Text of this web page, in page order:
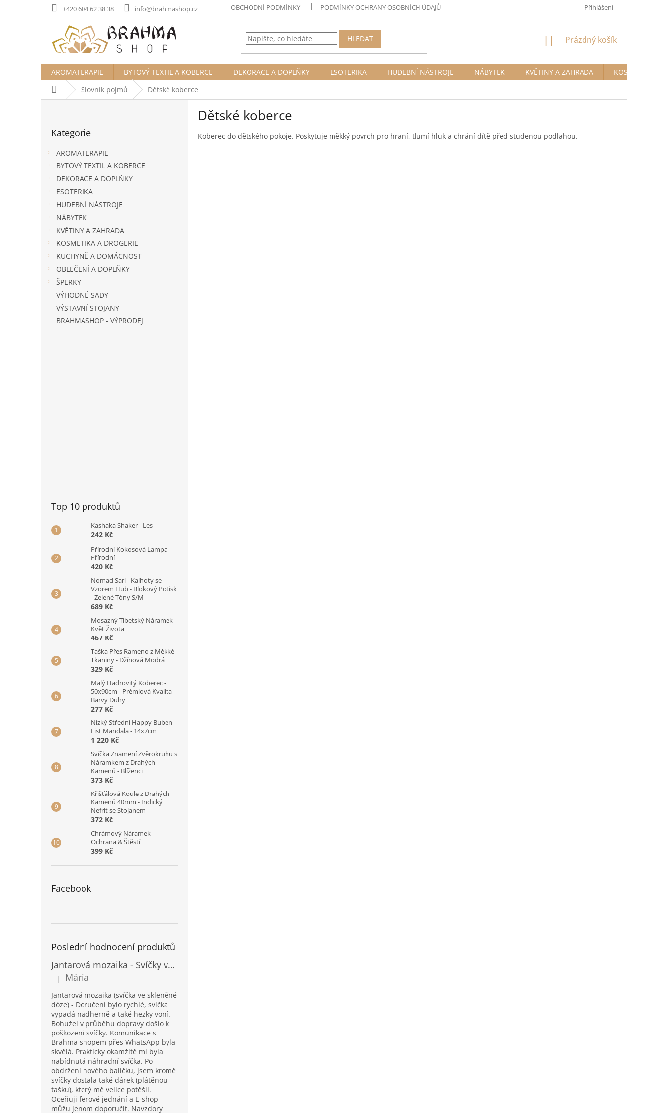
na
+420 604 62 38 38 info@brahmashop.cz OBCHODNÍ PODMÍNKY PODMÍNKY OCHRANY OSOBNÍCH ÚDAJŮ Přihlášení
HLEDAT
NÁKUPNÍ
Prázdný košík
AROMATERAPIE BYTOVÝ TEXTIL A KOBERCE DEKORACE A DOPLŇKY ESOTERIKA HUDEBNÍ NÁSTROJE NÁBYTEK KVĚTINY A ZAHRADA
KOSMETIKA A
Domů Slovník pojmů Dětské koberce
kategorie
Kategorie
AROMATERAPIE
BYTOVÝ TEXTIL A KOBERCE
DEKORACE A DOPLŇKY
ESOTERIKA
HUDEBNÍ NÁSTROJE
NÁBYTEK
KVĚTINY A ZAHRADA
KOSMETIKA A DROGERIE
KUCHYNĚ A DOMÁCNOST
OBLEČENÍ A DOPLŇKY
ŠPERKY
VÝHODNÉ SADY
VÝSTAVNÍ STOJANY
BRAHMASHOP - VÝPRODEJ
Top 10 produktů
Kashaka Shaker - Les
242 Kč
Přírodní Kokosová Lampa -
Přírodní
420 Kč
Nomad Sari - Kalhoty se
Vzorem Hub - Blokový Potisk
- Zelené Tóny S/M
689 Kč
Mosazný Tibetský Náramek -
Květ Života
467 Kč
Taška Přes Rameno z Měkké
Tkaniny - Džínová Modrá
329 Kč
Malý Hadrovitý Koberec -
50x90cm - Prémiová Kvalita -
Barvy Duhy
277 Kč
Nízký Střední Happy Buben -
List Mandala - 14x7cm
1 220 Kč
Svíčka Znamení Zvěrokruhu s
Náramkem z Drahých
Kamenů - Blíženci
373 Kč
Křišťálová Koule z Drahých
Kamenů 40mm - Indický
Nefrit se Stojanem
372 Kč
Chrámový Náramek -
Ochrana & Štěstí
399 Kč
Facebook
Poslední hodnocení produktů
Jantarová mozaika - Svíčky ve skleněných dózách - Vysoké
Hodnocení produktu je 5 z 5 hvězdiček.
| Mária
Jantarová mozaika (svíčka ve skleněné
dóze) - Doručení bylo rychlé, svíčka
vypadá nádherně a také hezky voní.
Bohužel v průběhu dopravy došlo k
poškození svíčky. Komunikace s
Brahma shopem přes WhatsApp byla
skvělá. Prakticky okamžitě mi byla
nabídnutá náhradní svíčka. Po
obdržení nového balíčku, jsem kromě
svíčky dostala také dárek (plátěnou
tašku), který mě velice potěšil.
Oceňuji férové jednání a E-shop
můžu jenom doporučit. Navzdory
Dětské koberce
Koberec do dětského pokoje. Poskytuje měkký povrch pro hraní, tlumí hluk a chrání dítě před studenou podlahou.